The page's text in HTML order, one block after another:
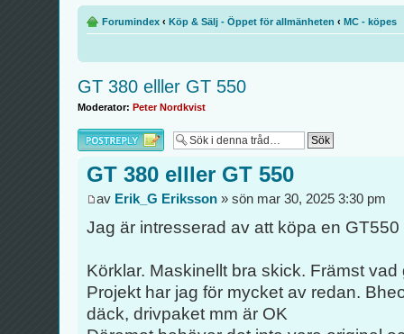
Forumindex ‹ Köp & Sälj - Öppet för allmänheten ‹ MC - köpes
GT 380 elller GT 550
Moderator: Peter Nordkvist
Besvara
GT 380 elller GT 550
av Erik_G Eriksson » sön mar 30, 2025 3:30 pm
Jag är intresserad av att köpa en
Körklar. Maskinellt bra skick. Främst vad
Projekt har jag för mycket av redan.
däck, drivpaket mm är OK